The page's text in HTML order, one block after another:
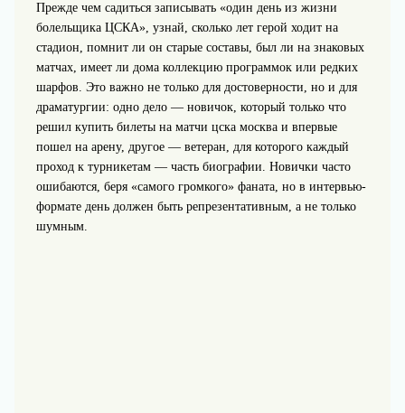
Прежде чем садиться записывать «один день из жизни
болельщика ЦСКА», узнай, сколько лет герой ходит на
стадион, помнит ли он старые составы, был ли на знаковых
матчах, имеет ли дома коллекцию программок или редких
шарфов. Это важно не только для достоверности, но и для
драматургии: одно дело — новичок, который только что
решил купить билеты на матчи цска москва и впервые
пошел на арену, другое — ветеран, для которого каждый
проход к турникетам — часть биографии. Новички часто
ошибаются, беря «самого громкого» фаната, но в интервью-
формате день должен быть репрезентативным, а не только
шумным.